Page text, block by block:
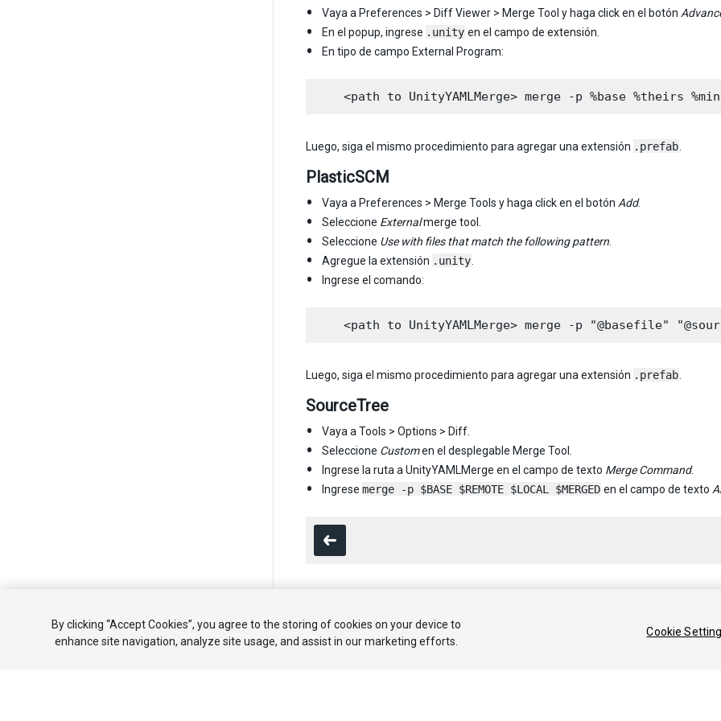
Vaya a Preferences > Diff Viewer > Merge Tool y haga click en el botón
En el popup, ingrese .unity en el campo de extensión.
En tipo de campo External Program:
Luego, siga el mismo procedimiento para agregar una extensión .prefab
PlasticSCM
Vaya a Preferences > Merge Tools y haga click en el botón Add.
Seleccione Externalmerge tool.
Seleccione Use with files that match the following pattern
Agregue la extensión .unity
Ingrese el comando:
Luego, siga el mismo procedimiento para agregar una extensión .prefab
SourceTree
Vaya a Tools > Options > Diff.
Seleccione Customen el desplegable Merge Tool.
Ingrese la ruta a UnityYAMLMerge en el campo de texto Merge Command.
Ingrese merge -p $BASE $REMOTE $LOCAL $MERGED en el campo de texto
Copyright © 2020 Unity Technologies. Publication 2019.2
By clicking “Accept Cookies”, you agree to the storing of cookies on your device to
enhance site navigation, analyze site usage, and assist in our marketing efforts.
Cookie